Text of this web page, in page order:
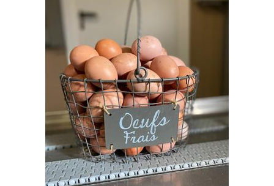
Rejoignez-